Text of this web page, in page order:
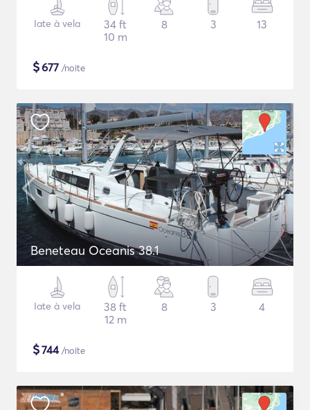
Iate à vela
34 ft
10 m
8 3 13
$677 /noite
Beneteau Oceanis 38.1
Iate à vela
38 ft
12 m
8 3 4
$744/noite